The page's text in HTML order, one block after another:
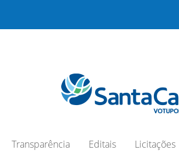
Transparência Editais
Licitações